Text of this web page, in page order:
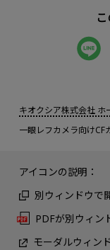
キオクシア株式会社 ホ
一眼レフカメラ向けCF
アイコンの説明：
別ウィンドウで
PDFが別ウィン
モーダルウィン